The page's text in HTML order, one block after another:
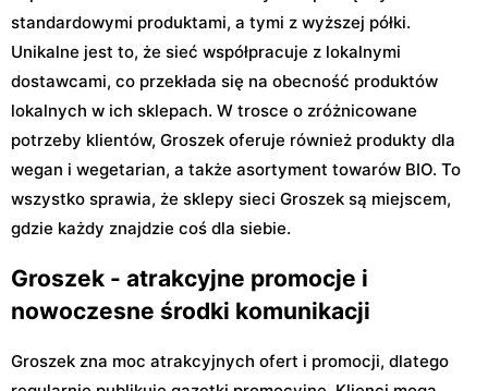
standardowymi produktami, a tymi z wyższej półki.
Unikalne jest to, że sieć współpracuje z lokalnymi
dostawcami, co przekłada się na obecność produktów
lokalnych w ich sklepach. W trosce o zróżnicowane
potrzeby klientów, Groszek oferuje również produkty dla
wegan i wegetarian, a także asortyment towarów BIO. To
wszystko sprawia, że sklepy sieci Groszek są miejscem,
gdzie każdy znajdzie coś dla siebie.
Groszek - atrakcyjne promocje i
nowoczesne środki komunikacji
Groszek zna moc atrakcyjnych ofert i promocji, dlatego